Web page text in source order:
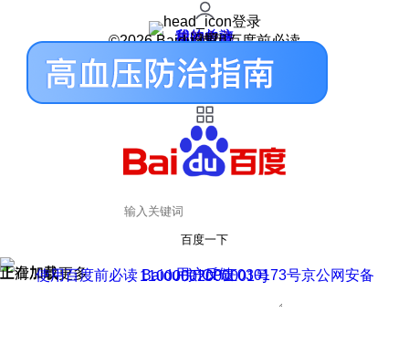
登录
我的关注
我的收藏
皮肤中心
用户反馈
设置
©2026 Baidu 使用百度前必读
百度一下
正在加载
上滑加载更多 用户反馈
使用百度前必读 Baidu 京ICP证030173号
京公网安备11000002000001号